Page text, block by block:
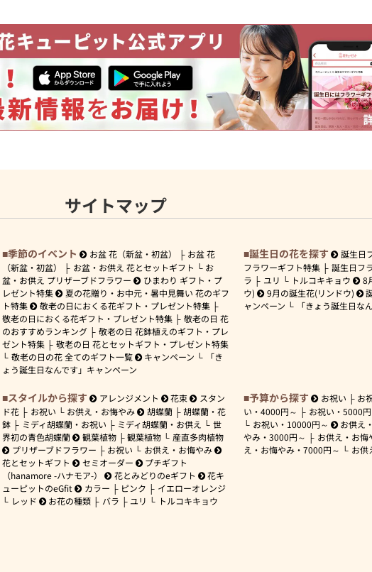
サイトマップ
季節のイベント お盆 花（新盆・初盆）
お盆 花
（新盆・初盆）
お盆・お供え 花とセットギフト
お
盆・お供え プリザーブドフラワー
ひまわり ギフト・プ
レゼント特集
夏の花贈り・お中元・暑中見舞い 花のギフ
ト特集
敬老の日におくる花ギフト・プレゼント特集
敬老の日におくる花ギフト・プレゼント特集
敬老の日 花
のおすすめランキング
敬老の日 花鉢植えのギフト・プレ
ゼント特集
敬老の日 花とセットギフト・プレゼント特集
敬老の日の花 全てのギフト一覧
キャンペーン
「き
ょう誕生日なんです」キャンペーン
誕生日の花を探す 誕生日
フラワーギフト特集
誕生日フ
ラ
ユリ トルコキキョウ
8
ウ)
9月の誕生花(リンドウ)
ャンペーン
「きょう誕生日な
スタイルから探す アレンジメント 花束
スタン
ド花
お祝い お供え・お悔やみ 胡蝶蘭
胡蝶蘭・花
鉢
ミディ胡蝶蘭・お祝い ミディ胡蝶蘭・お供え
世
界初の青色胡蝶蘭
観葉植物 観葉植物
産直多肉植物
プリザーブドフラワー
お祝い
お供え・お悔やみ
花とセットギフト
セミオーダー
プチギフト
（hanamore -ハナモア-）
花とみどりのeギフト
花キ
ューピットのeGfit
カラー ピンク
イエローオレンジ
レッド
お花の種類 バラ ユリ トルコキキョウ
予算から探す お祝い お
い・ 4000円～ お祝い・ 5000円
お祝い・ 10000円～ お供え
やみ・ 3000円～ お供え・お悔
え・お悔やみ・ 7000円～ お供